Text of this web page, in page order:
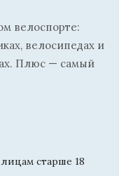
велоспорте:
велосипедах и
Плюс — самый
старше 18